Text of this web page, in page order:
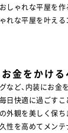
しゃれな平屋を作
れな平屋を叶え
金をかける
など、内装にお金
日快適に過ごすこ
外観を美しく保ち
性を高めてメン